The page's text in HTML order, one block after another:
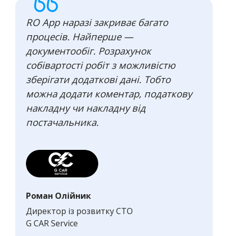
RO App наразі закриває багато
процесів. Найперше —
документообіг. Розрахунок
собівартості робіт з можливістю
зберігати додаткові дані. Тобто
можна додати коментар, податкову
накладну чи накладну від
постачальника.
Роман Олійник
Директор із розвитку СТО
G CAR Service